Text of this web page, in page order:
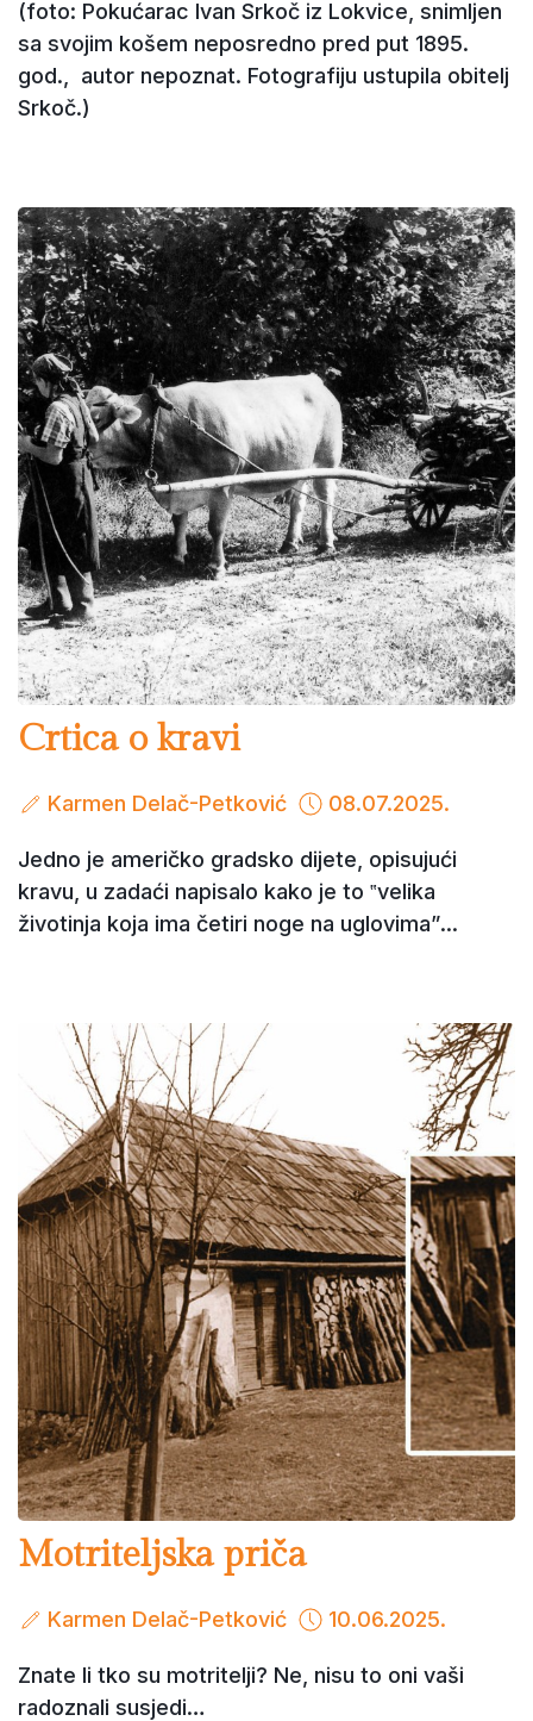
(foto: Pokućarac Ivan Srkoč iz Lokvice, snimljen
sa svojim košem neposredno pred put 1895.
god., autor nepoznat. Fotografiju ustupila obitelj
Srkoč.)
Crtica o kravi
Karmen Delač-Petković 08.07.2025.
Jedno je američko gradsko dijete, opisujući
kravu, u zadaći napisalo kako je to ‟velika
životinja koja ima četiri noge na uglovimaˮ...
Motriteljska priča
Karmen Delač-Petković 10.06.2025.
Znate li tko su motritelji? Ne, nisu to oni vaši
radoznali susjedi…